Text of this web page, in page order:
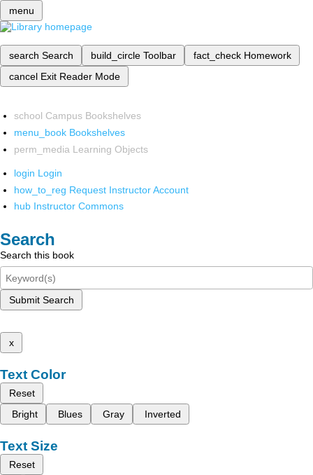
menu
search Search build_circle Toolbar fact_check Homework
cancel Exit Reader Mode
school Campus Bookshelves
menu_book Bookshelves
perm_media Learning Objects
login Login
how_to_reg Request Instructor Account
hub Instructor Commons
Search
Search this book
Submit Search
x
Text Color
Reset
Bright
Blues Gray Inverted
Text Size
Reset